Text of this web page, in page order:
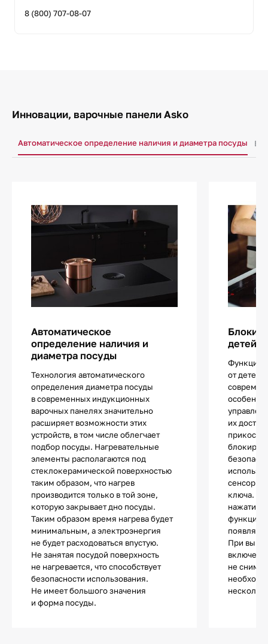
8 (800) 707-08-07
Инновации, варочные панели Asko
Автоматическое определение наличия и диаметра посуды
Автоматическое
определение наличия и
диаметра посуды
Технология автоматического
определения диаметра посуды
в современных индукционных
варочных панелях значительно
расширяет возможности этих
устройств, в том числе облегчает
подбор посуды. Нагревательные
элементы располагаются под
стеклокерамической поверхностью
таким образом, что нагрев
производится только в той зоне,
которую закрывает дно посуды.
Таким образом время нагрева будет
минимальным, а электроэнергия
не будет расходоваться впустую.
Не занятая посудой поверхность
не нагревается, что способствует
безопасности использования.
Не имеет большого значения
и форма посуды.
детей
Функцией
от детей
их
сенсор с
ключа.
нажатии
функции
При
не